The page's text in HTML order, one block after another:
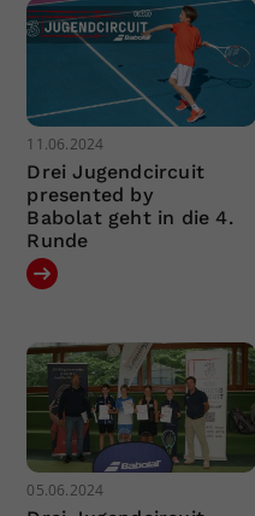
11.06.2024
Drei Jugendcircuit
presented by
Babolat geht in die 4.
Runde
05.06.2024